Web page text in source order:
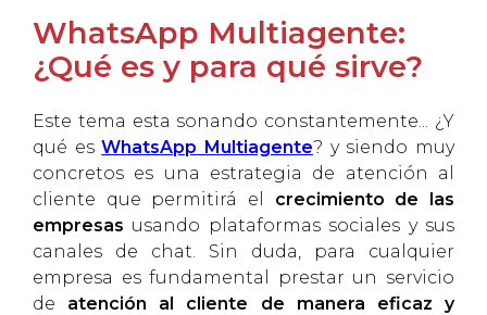
WhatsApp Multiagente:
¿Qué es y para qué sirve?
Este tema esta sonando constantemente... ¿Y
qué esWhatsApp Multiagente? y siendo muy
concretos es una estrategia de atención al
cliente que permitirá el crecimiento de las
empresas usando plataformas sociales y sus
canales de chat. Sin duda, para cualquier
empresa es fundamental prestar un servicio
de atención al cliente de manera eficaz y